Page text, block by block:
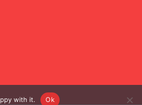
with it. Ok